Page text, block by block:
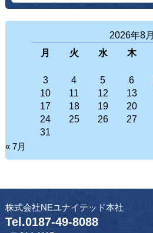
2026年8月
月
火 水 木
3
4 5 6
10
11 12 13
17
18 19 20
24
25 26 27
31
« 7月
株式会社NEユナイテッド本社
Tel.0187-49-8088